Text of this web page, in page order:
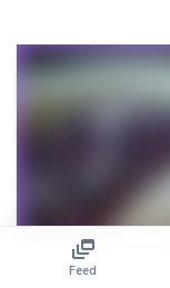
Feed